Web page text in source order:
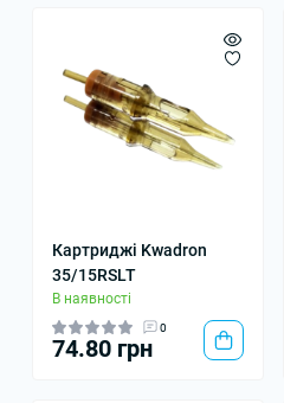
Картриджі Kwadron
35/15RSLT
В наявності
0
74.80 грн